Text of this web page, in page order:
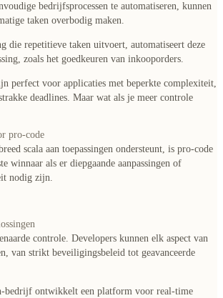
bedrijfsprocessen te automatiseren, kunnen
taken overbodig maken.
die repetitieve taken uitvoert, automatiseert deze
zoals het goedkeuren van inkooporders.
perfect voor applicaties met beperkte complexiteit,
deadlines. Maar wat als je meer controle
pro-code
scala aan toepassingen ondersteunt, is pro-code
winnaar als er diepgaande aanpassingen of
nodig zijn.
controle. Developers kunnen elk aspect van
van strikt beveiligingsbeleid tot geavanceerde
bedrijf ontwikkelt een platform voor real-time